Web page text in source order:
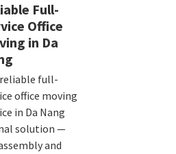
Full-
Office
in Da
full-
office moving
in Da Nang
solution —
and